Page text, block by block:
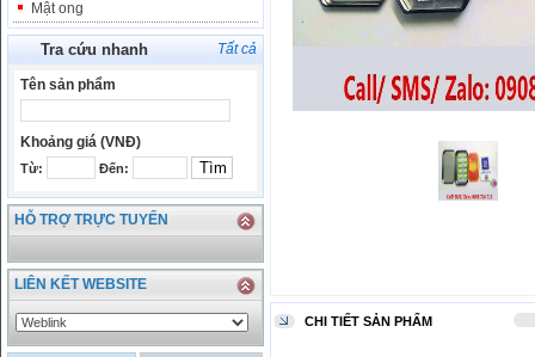
Mật ong
Tra cứu nhanh Tất cả
Tên sản phẩm
Khoảng giá (VNĐ)
Từ: Đến:
HỖ TRỢ TRỰC TUYẾN
LIÊN KẾT WEBSITE
CHI TIẾT SẢN PHẨM